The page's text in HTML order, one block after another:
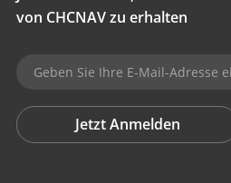
von CHCNAV zu erhalten
Jetzt Anmelden